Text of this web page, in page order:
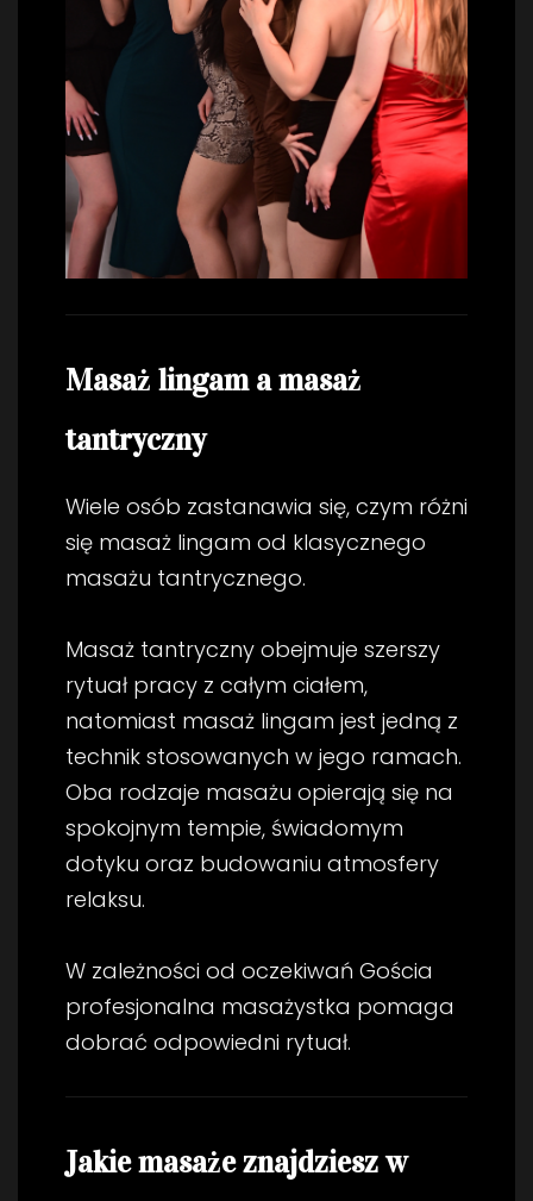
Masaż lingam a masaż
tantryczny
Wiele osób zastanawia się, czym różni
się masaż lingam od klasycznego
masażu tantrycznego.
Masaż tantryczny obejmuje szerszy
rytuał pracy z całym ciałem,
natomiast masaż lingam jest jedną z
technik stosowanych w jego ramach.
Oba rodzaje masażu opierają się na
spokojnym tempie, świadomym
dotyku oraz budowaniu atmosfery
relaksu.
W zależności od oczekiwań Gościa
profesjonalna masażystka pomaga
dobrać odpowiedni rytuał.
Jakie masaże znajdziesz w